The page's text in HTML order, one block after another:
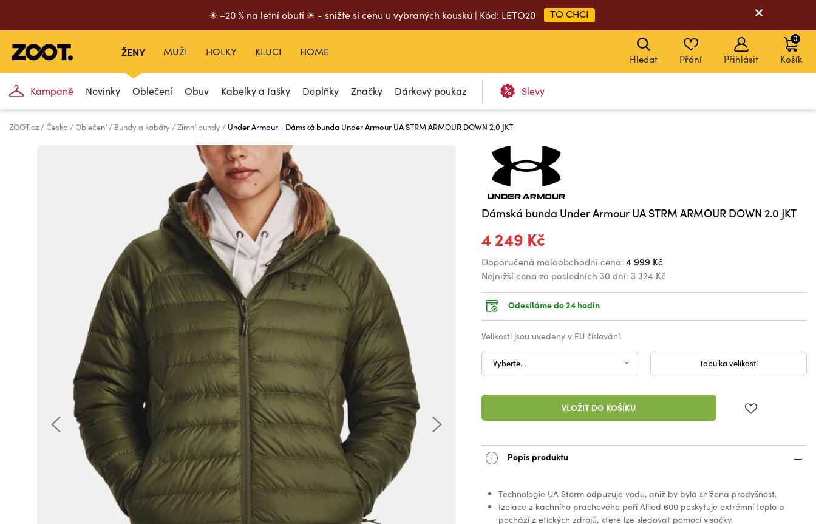
☀ –20 % na letní obutí ☀ - snižte si cenu u vybraných kousků | Kód: LETO20 TO CHCI
ŽENY
Kampaně Novinky Oblečení Obuv Kabelky a tašky Doplňky Značky Dárkový poukaz Slevy
MUŽI HOLKY KLUCI HOME
Hledat Přání Přihlásit Košík
0
ZOOT.cz Česko Oblečení Bundy a kabáty Zimní bundy Under Armour - Dámská bunda Under Armour UA STRM ARMOUR DOWN 2.0 JKT
Dámská bunda Under Armour UA STRM ARMOUR DOWN 2.0 JKT
4 249 Kč
Doporučená maloobchodní cena: 4 999 Kč
Nejnižší cena za posledních 30 dní: 3 324 Kč
Odesíláme do 24 hodin
Velikosti jsou uvedeny v EU číslování.
Vyberte... Tabulka velikostí
VLOŽIT DO KOŠÍKU
Popis produktu
Technologie UA Storm odpuzuje vodu, aniž by byla snížena prodyšnost.
Izolace z kachního prachového peří Allied 600 poskytuje extrémní teplo a
pochází z etických zdrojů, které lze sledovat pomocí visačky.